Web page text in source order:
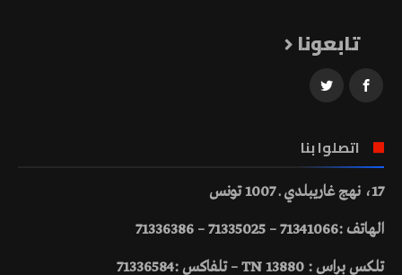
تابعونا
اتصلوا بنا
17، نهج غاريبلدي ـ 1007 تونس
الهاتف :71341066 – 71335025 – 71336386
تلكس براس : 13880 TN – تلفاكس :71336584